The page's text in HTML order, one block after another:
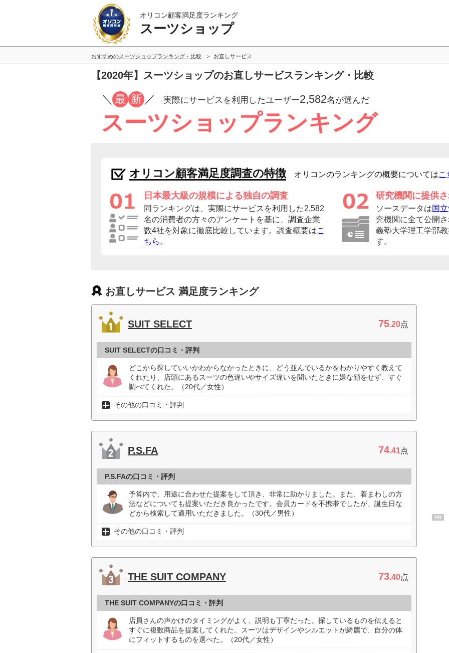
オリコン顧客満足度ランキング
スーツショップ
おすすめのスーツショップランキング・比較 お直しサービス
【2020年】スーツショップのお直しサービスランキング・比較
／ 最 新 ／ 実際にサービスを利用したユーザー2,582名が選んだ
スーツショップランキング
オリコン顧客満足度調査の特徴 オリコンのランキングの概要についてはこ
日本最大級の規模による独自の調査
同ランキングは、実際にサービスを利用した2,582
名の消費者の方々のアンケートを基に、調査企業
数4社を対象に徹底比較しています。調査概要はこ
ちら 。
研究機関に提供
ソースデータは国
究機関に全て公開
義塾大学理工学部
す。
お直しサービス 満足度ランキング
SUIT SELECT 75.20点
SUIT SELECTの口コミ・評判
どこから探していいかわからなかったときに、どう並んでいるかをわかりやすく教えて
くれたり、店頭にあるスーツの色違いやサイズ違いを聞いたときに嫌な顔をせず、すぐ
調べてくれた。（20代／女性）
その他の口コミ・評判
P.S.FA 74.41点
P.S.FAの口コミ・評判
予算内で、用途に合わせた提案をして頂き、非常に助かりました。また、着まわしの方
法などについても提案いただき良かったです。会員カードを不携帯でしたが、誕生日な
どから検索して適用いただきました。（30代／男性）
その他の口コミ・評判
THE SUIT COMPANY 73.40点
THE SUIT COMPANYの口コミ・評判
店員さんの声かけのタイミングがよく、説明も丁寧だった。探しているものを伝えると
すぐに複数商品を提案してくれた。スーツはデザインやシルエットが綺麗で、自分の体
にフィットするものを選べた。（20代／女性）
PR